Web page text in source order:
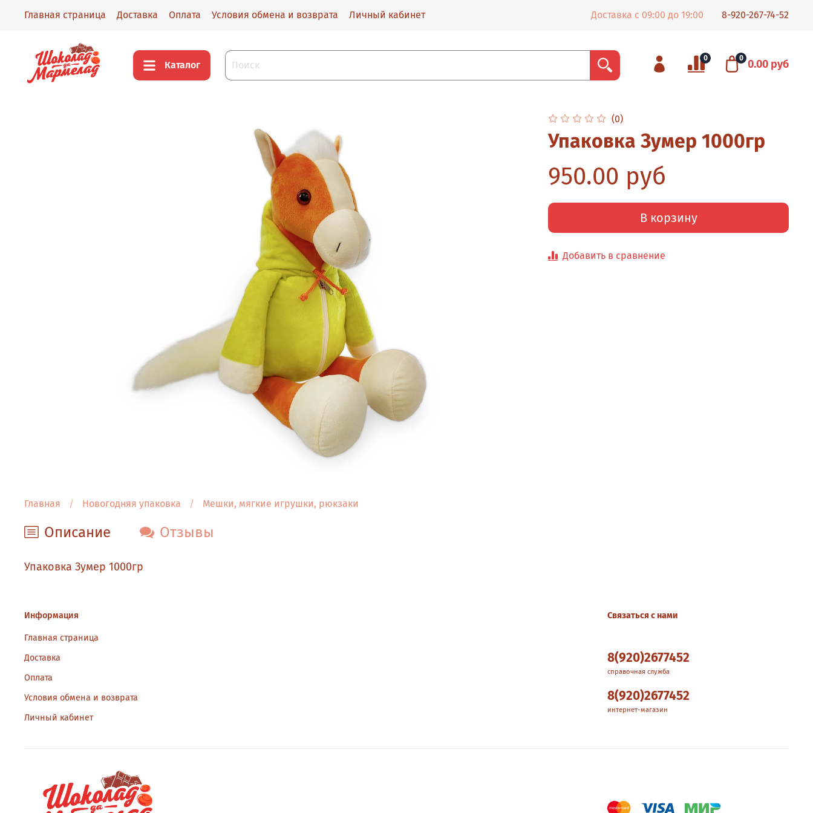
Главная страница Доставка Оплата Условия обмена и возврата Личный кабинет Доставка с 09:00 до 19:00 8-920-267-74-52
Каталог
0 0 0.00 руб
(0)
Упаковка Зумер 1000гр
950.00 руб
В корзину
Добавить в сравнение
Главная Новогодняя упаковка Мешки, мягкие игрушки, рюкзаки
Описание Отзывы
Упаковка Зумер 1000гр
Информация
Главная страница
Доставка
Оплата
Условия обмена и возврата
Личный кабинет
Связаться с нами
8(920)2677452
справочная служба
8(920)2677452
интернет-магазин